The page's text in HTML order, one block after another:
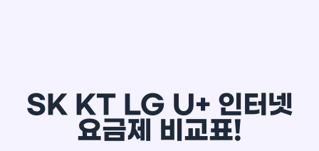
SK KT LG U+ 인터넷
요금제 비교표!